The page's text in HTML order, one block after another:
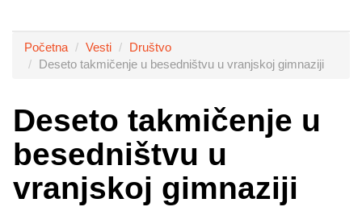
Početna Vesti
Društvo
Deseto takmičenje u besedništvu u vranjskoj gimnaziji
Deseto takmičenje u
besedništvu u
vranjskoj gimnaziji